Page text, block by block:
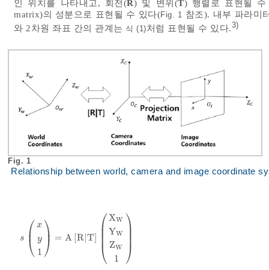
인 위치를 나타내고, 회전(R) 및 변위(T) 행렬로 표현될 수
matrix)의 성분으로 표현될 수 있다(Fig. 1 참조). 내부 파라미
와 2차원 좌표 간의 관계는 식 (1)처럼 표현될 수 있다.3)
Fig. 1
Relationship between world, camera and image coordinate
s ⎛
⎝
⎜
x
y
1
⎞
⎠⎟ = A [R T]
⎛
⎝
⎜
⎜⎜
XW
YW
ZW
1
⎞
⎠
⎟⎟⎟
s xy 1=AR|TX W YWZ W